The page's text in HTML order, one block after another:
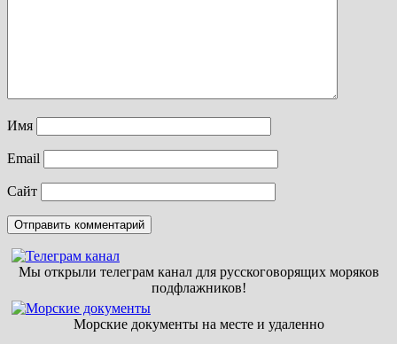
Имя
Email
Сайт
Мы открыли телеграм канал для русскоговорящих моряков
подфлажников!
Морские документы на месте и удаленно